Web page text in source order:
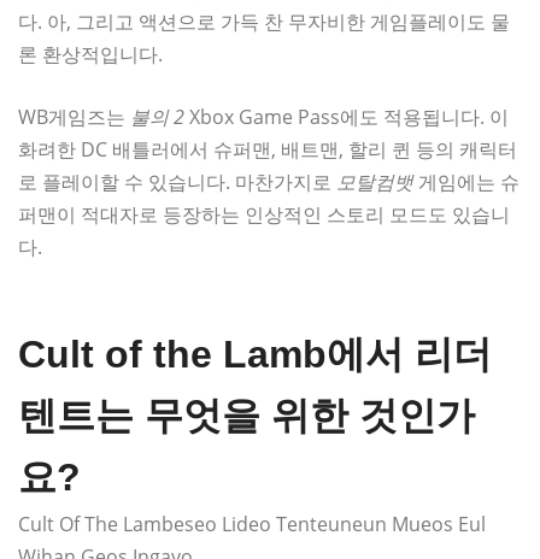
다. 아, 그리고 액션으로 가득 찬 무자비한 게임플레이도 물
론 환상적입니다.
WB게임즈는 불의 2Xbox Game Pass에도 적용됩니다. 이
화려한 DC 배틀러에서 슈퍼맨, 배트맨, 할리 퀸 등의 캐릭터
로 플레이할 수 있습니다. 마찬가지로 모탈컴뱃게임에는 슈
퍼맨이 적대자로 등장하는 인상적인 스토리 모드도 있습니
다.
Cult of the Lamb에서 리더
텐트는 무엇을 위한 것인가
요?
Cult Of The Lambeseo Lideo Tenteuneun Mueos Eul